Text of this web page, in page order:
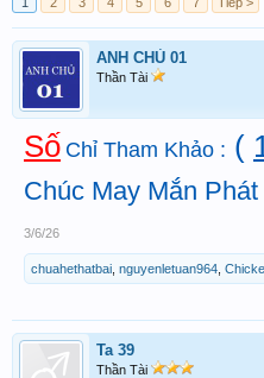
ANH CHỦ 01
Thần Tài
Số Chỉ Tham Khảo : (
Chúc May Mắn Phát
3/6/26
chuahethatbai nguyenletuan964
Ta 39
Thần Tài